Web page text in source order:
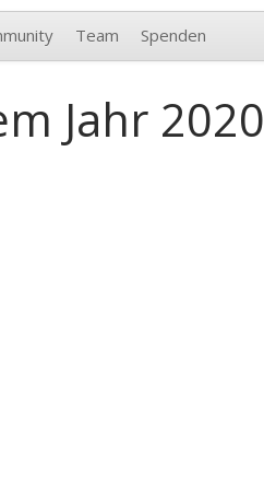
Team Spenden
Jahr 2020